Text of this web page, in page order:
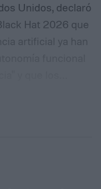
Unidos, declaró
Hat 2026 que
artificial ya han
de la robótica